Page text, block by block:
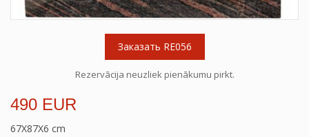
Заказать RE056
Rezervācija neuzliek pienākumu pirkt.
490 EUR
67X87X6 cm